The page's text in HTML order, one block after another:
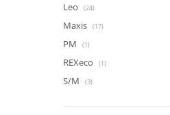
Leo (24)
Maxis (17)
PM (1)
REXeco (1)
S/M (3)